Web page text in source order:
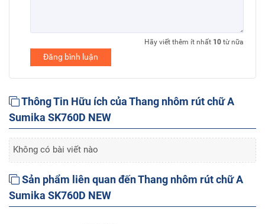
Hãy viết thêm ít nhất 10 từ nữa
Đăng bình luận
Thông Tin Hữu ích của Thang nhôm rút chữ A
Sumika SK760D NEW
Không có bài viết nào
Sản phẩm liên quan đến Thang nhôm rút chữ A
Sumika SK760D NEW